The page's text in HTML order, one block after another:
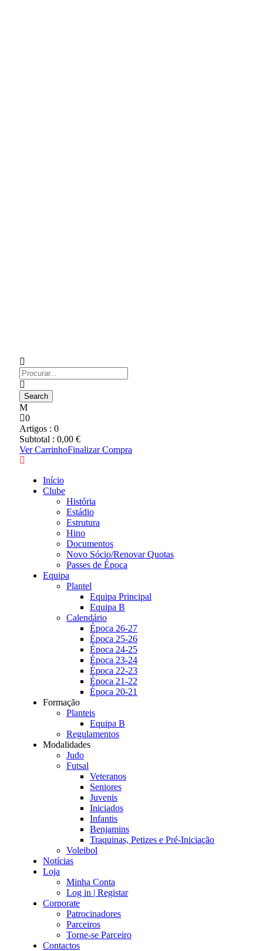
0
Artigos : 0
Subtotal : 0,00 €
Ver CarrinhoFinalizar Compra
Início
Clube
História
Estádio
Estrutura
Hino
Documentos
Novo Sócio/Renovar Quotas
Passes de Época
Equipa
Plantel
Equipa Principal
Equipa B
Calendário
Época 26-27
Época 25-26
Época 24-25
Época 23-24
Época 22-23
Época 21-22
Época 20-21
Formação
Planteis
Equipa B
Regulamentos
Modalidades
Judo
Futsal
Veteranos
Seniores
Juvenis
Iniciados
Infantis
Benjamins
Traquinas, Petizes e Pré-Iniciação
Voleibol
Notícias
Loja
Minha Conta
Log in | Registar
Corporate
Patrocinadores
Parceiros
Torne-se Parceiro
Contactos